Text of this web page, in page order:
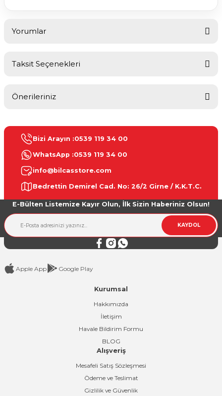
Yorumlar
Taksit Seçenekleri
Önerileriniz
konularda yetersiz gördüğünüz noktaları öneri formunu kullanarak
tarafımıza iletebilirsiniz.
Görüş ve önerileriniz için teşekkür ederiz.
Ürün resmi kalitesiz, bozuk veya görüntülenemiyor.
Ürün açıklamasında eksik bilgiler bulunuyor.
Ürün bilgilerinde hatalar bulunuyor.
Bizi Arayın :0539 119 34 00
WhatsApp :0539 119 34 00
info@bilcasstore.com
Bedrettin Demirel Cad. No: 26/2 Girne / K.K.T.C.
E-Bülten Listemize Kayır Olun, İlk Sizin Haberiniz Olsun!
KAYDOL
Apple App Google Play
Kurumsal
Hakkımızda
İletişim
Havale Bildirim Formu
BLOG
Alışveriş
Mesafeli Satış Sözleşmesi
Ödeme ve Teslimat
Gizlilik ve Güvenlik